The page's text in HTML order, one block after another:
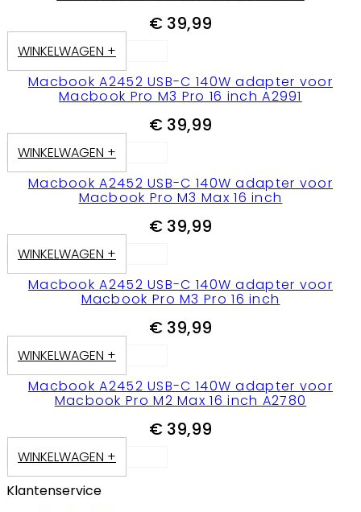
€ 39,99
WINKELWAGEN +
Macbook A2452 USB-C 140W adapter voor
Macbook Pro M3 Pro 16 inch A2991
€ 39,99
WINKELWAGEN +
Macbook A2452 USB-C 140W adapter voor
Macbook Pro M3 Max 16 inch
€ 39,99
WINKELWAGEN +
Macbook A2452 USB-C 140W adapter voor
Macbook Pro M3 Pro 16 inch
€ 39,99
WINKELWAGEN +
Macbook A2452 USB-C 140W adapter voor
Macbook Pro M2 Max 16 inch A2780
€ 39,99
WINKELWAGEN +
Klantenservice